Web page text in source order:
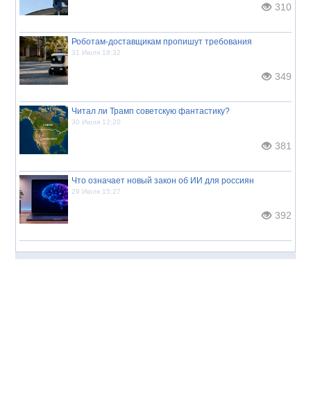
310
Роботам-доставщикам пропишут требования
31 Июля 18:32
349
Читал ли Трамп советскую фантастику?
30 Июля 12:20
381
Что означает новый закон об ИИ для россиян
29 Июля 15:27
392